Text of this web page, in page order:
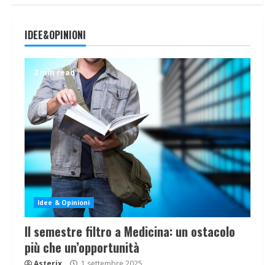
IDEE&OPINIONI
2 min read
Idee & Opinioni
Il semestre filtro a Medicina: un ostacolo
più che un’opportunità